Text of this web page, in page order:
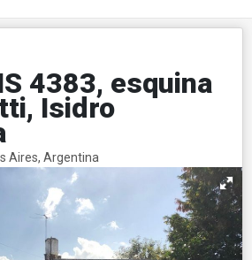
4383, esquina
Isidro
Aires, Argentina